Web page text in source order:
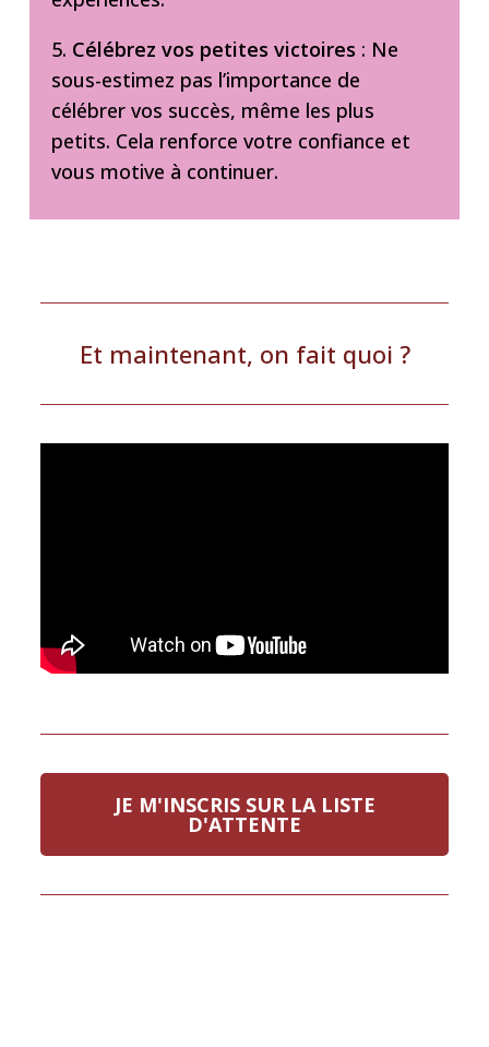
5. Célébrez vos petites victoires : Ne
sous-estimez pas l’importance de
célébrer vos succès, même les plus
petits. Cela renforce votre confiance et
vous motive à continuer.
Et maintenant, on fait quoi ?
JE M'INSCRIS SUR LA LISTE
D'ATTENTE